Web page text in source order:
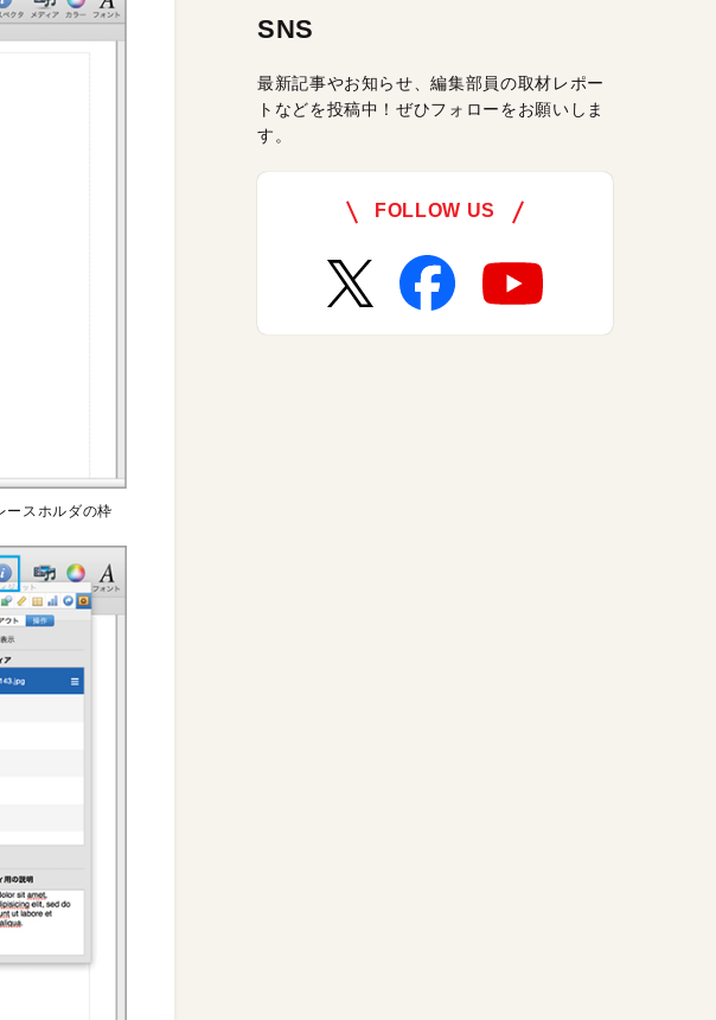
ースホルダの枠
SNS
最新記事やお知らせ、編集部員の取材レポー
トなどを投稿中！ぜひフォローをお願いしま
す。
FOLLOW US